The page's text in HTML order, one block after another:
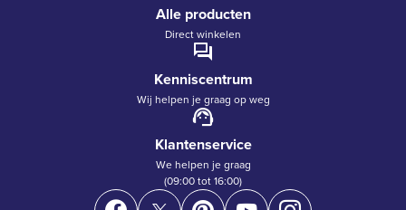
Alle producten
Direct winkelen
Kenniscentrum
Wij helpen je graag op weg
Klantenservice
We helpen je graag
(09:00 tot 16:00)